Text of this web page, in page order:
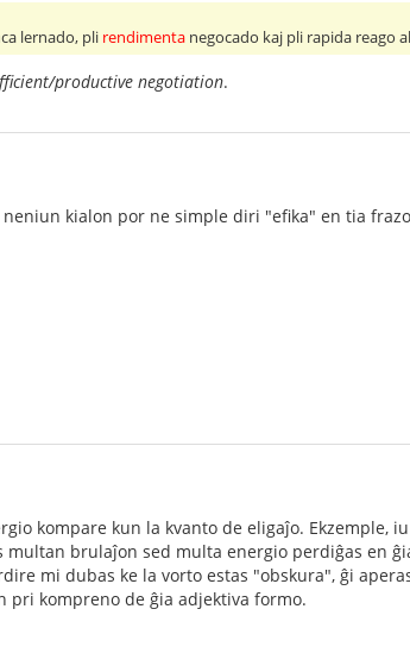
lernado, pli rendimenta negocado kaj pli rapida reago
productive negotiation.
kialon por ne simple diri "efika" en tia
kompare kun la kvanto de eligaĵo. Ekzemple,
brulaĵon sed multa energio perdiĝas en
mi dubas ke la vorto estas "obskura", ĝi
pri kompreno de ĝia adjektiva formo.